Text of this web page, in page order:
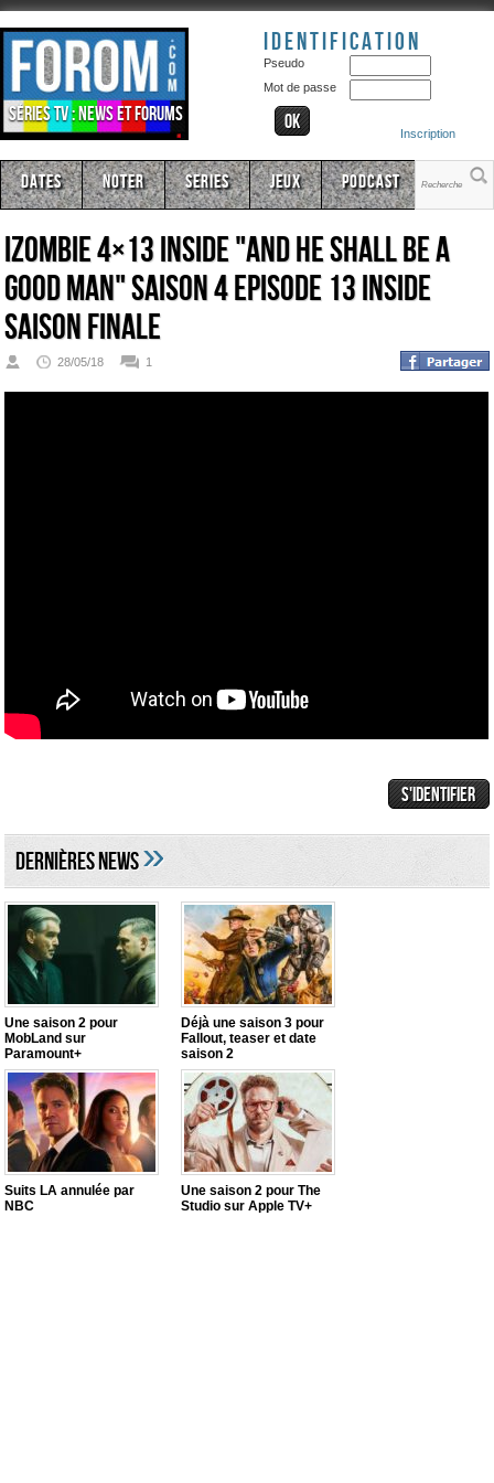
Séries TV : news et forums
Identification
Pseudo
Mot de passe
Inscription
Dates Noter Series Jeux Podcast
iZombie 4×13 Inside "And He Shall Be a
Good Man" Saison 4 Episode 13 Inside
Saison Finale
28/05/18 1
DERNIÈRES NEWS»
Une saison 2 pour
MobLand sur
Paramount+
Déjà une saison 3 pour
Fallout, teaser et date
saison 2
Suits LA annulée par
NBC
Une saison 2 pour The
Studio sur Apple TV+